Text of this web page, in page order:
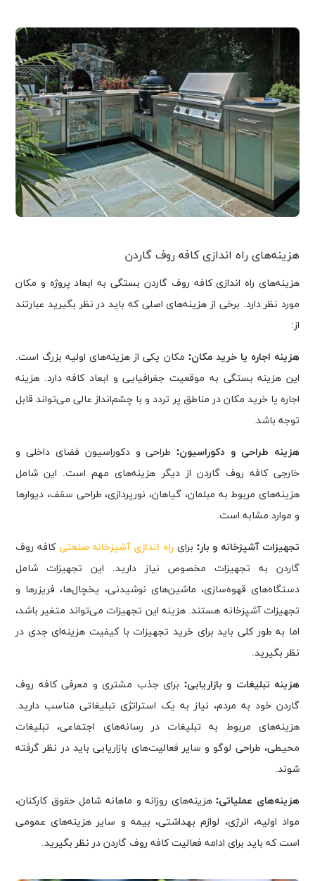
هزینه‌های راه اندازی کافه روف گاردن
هزینه‌های راه اندازی کافه روف گاردن بستگی به ابعاد پروژه و مکان
مورد نظر دارد. برخی از هزینه‌های اصلی که باید در نظر بگیرید عبارتند
از:
هزینه اجاره یا خرید مکان: مکان یکی از هزینه‌های اولیه بزرگ است.
این هزینه بستگی به موقعیت جغرافیایی و ابعاد کافه دارد. هزینه
اجاره یا خرید مکان در مناطق پر تردد و با چشم‌انداز عالی می‌تواند قابل
توجه باشد.
هزینه طراحی و دکوراسیون:طراحی و دکوراسیون فضای داخلی و
خارجی کافه روف گاردن از دیگر هزینه‌های مهم است. این شامل
هزینه‌های مربوط به مبلمان، گیاهان، نورپردازی، طراحی سقف، دیوارها
و موارد مشابه است.
تجهیزات آشپزخانه و بار: برای راه اندازی آشپزخانه صنعتی کافه روف
گاردن به تجهیزات مخصوص نیاز دارید. این تجهیزات شامل
دستگاه‌های قهوه‌سازی، ماشین‌های نوشیدنی، یخچال‌ها، فریزرها و
تجهیزات آشپزخانه هستند. هزینه این تجهیزات می‌تواند متغیر باشد،
اما به طور کلی باید برای خرید تجهیزات با کیفیت هزینه‌ای جدی در
نظر بگیرید.
هزینه تبلیغات و بازاریابی: برای جذب مشتری و معرفی کافه روف
گاردن خود به مردم، نیاز به یک استراتژی تبلیغاتی مناسب دارید.
هزینه‌های مربوط به تبلیغات در رسانه‌های اجتماعی، تبلیغات
محیطی، طراحی لوگو و سایر فعالیت‌های بازاریابی باید در نظر گرفته
شوند.
هزینه‌های عملیاتی:هزینه‌های روزانه و ماهانه شامل حقوق کارکنان،
مواد اولیه، انرژی، لوازم بهداشتی، بیمه و سایر هزینه‌های عمومی
است که باید برای ادامه فعالیت کافه روف گاردن در نظر بگیرید.